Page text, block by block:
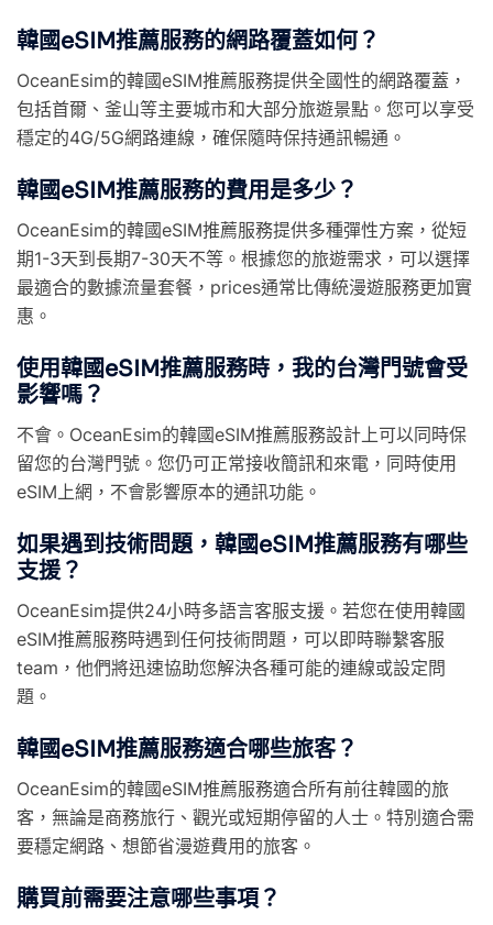
韓國eSIM推薦服務的網路覆蓋如何？
OceanEsim的韓國eSIM推薦服務提供全國性的網路覆蓋，
包括首爾、釜山等主要城市和大部分旅遊景點。您可以享受
穩定的4G/5G網路連線，確保隨時保持通訊暢通。
韓國eSIM推薦服務的費用是多少？
OceanEsim的韓國eSIM推薦服務提供多種彈性方案，從短
期1-3天到長期7-30天不等。根據您的旅遊需求，可以選擇
最適合的數據流量套餐，prices通常比傳統漫遊服務更加實
惠。
使用韓國eSIM推薦服務時，我的台灣門號會受
影響嗎？
不會。OceanEsim的韓國eSIM推薦服務設計上可以同時保
留您的台灣門號。您仍可正常接收簡訊和來電，同時使用
eSIM上網，不會影響原本的通訊功能。
如果遇到技術問題，韓國eSIM推薦服務有哪些
支援？
OceanEsim提供24小時多語言客服支援。若您在使用韓國
eSIM推薦服務時遇到任何技術問題，可以即時聯繫客服
team，他們將迅速協助您解決各種可能的連線或設定問
題。
韓國eSIM推薦服務適合哪些旅客？
OceanEsim的韓國eSIM推薦服務適合所有前往韓國的旅
客，無論是商務旅行、觀光或短期停留的人士。特別適合需
要穩定網路、想節省漫遊費用的旅客。
購買前需要注意哪些事項？